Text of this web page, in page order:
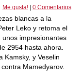
Me gusta! 0 Comentarios
blancas a la
Leko y retoma el
impresionantes
2954 hasta ahora.
Kamsky, y Veselin
Mamedyarov.